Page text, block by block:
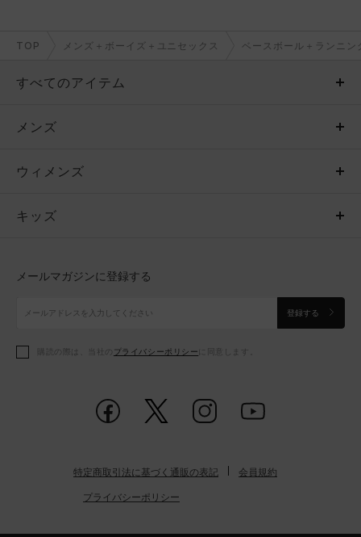
TOP メンズ＋ボーイズ＋ユニセックス ベースボール＋ランニ
すべてのアイテム
メンズ
ウィメンズ
キッズ
アクセサリー
メンズ
トップス
ボトムス
アクセサリー
ウィメンズ
トップス
シューズ
アクセサリー
キッズ
シューズ
メールマガジンに登録する
登録する
購読の際は、当社の プライバシーポリシー に同意します。
特定商取引法に基づく通販の表記 会員規約
プライバシーポリシー